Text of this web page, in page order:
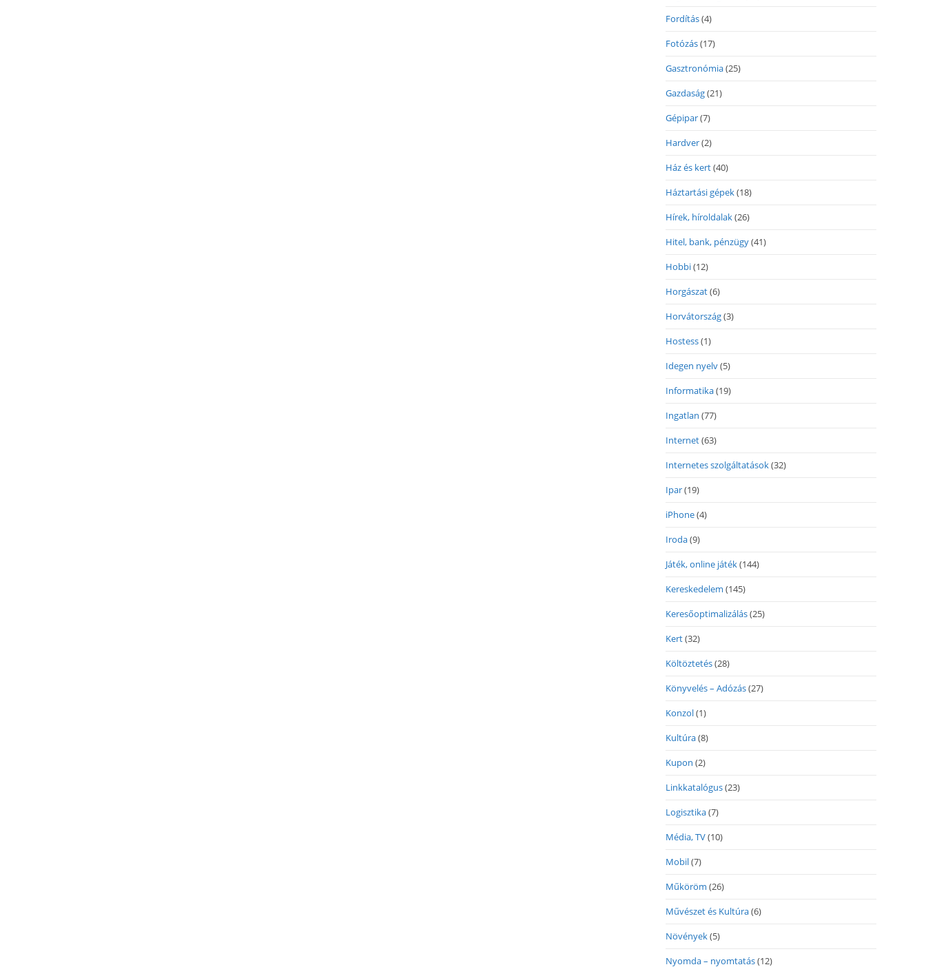
Fordítás(4)
Fotózás(17)
Gasztronómia(25)
Gazdaság(21)
Gépipar(7)
Hardver(2)
Ház és kert(40)
Háztartási gépek(18)
Hírek, híroldalak(26)
Hitel, bank, pénzügy(41)
Hobbi(12)
Horgászat(6)
Horvátország(3)
Hostess(1)
Idegen nyelv(5)
Informatika(19)
Ingatlan (77)
Internet(63)
Internetes szolgáltatások(32)
Ipar(19)
iPhone(4)
Iroda(9)
Játék, online játék(144)
Kereskedelem (145)
Keresőoptimalizálás(25)
Kert(32)
Költöztetés(28)
Könyvelés – Adózás(27)
Konzol(1)
Kultúra(8)
Kupon (2)
Linkkatalógus(23)
Logisztika(7)
Média, TV(10)
Mobil(7)
Műköröm (26)
Művészet és Kultúra(6)
Növények(5)
Nyomda – nyomtatás(12)